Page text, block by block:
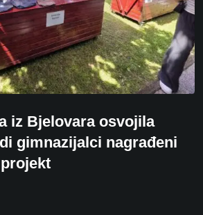
iz Bjelovara osvojila
gimnazijalci nagrađeni